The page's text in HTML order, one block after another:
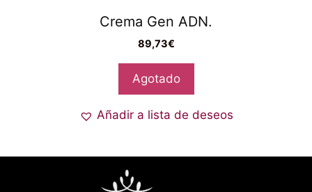
Crema Gen ADN.
89,73€
Agotado
Añadir a lista de deseos